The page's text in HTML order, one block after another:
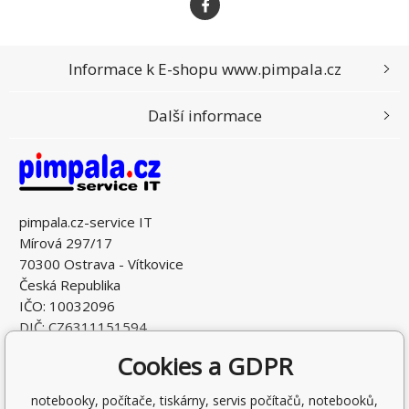
pimpala.cz-service IT
Mírová 297/17
70300 Ostrava - Vítkovice
Česká Republika
IČO: 10032096
DIČ: CZ6311151594
Informace k E-shopu www.pimpala.cz
Další informace
Cookies a GDPR
notebooky, počítače, tiskárny, servis počítačů, notebooků,